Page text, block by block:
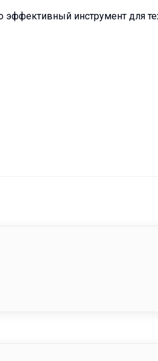
инструмент для